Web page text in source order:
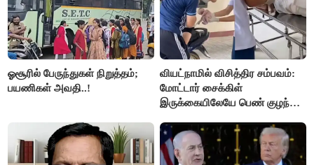
ஓசூரில் பேருந்துகள் நிறுத்தம்;
பயணிகள் அவதி..!
வியட்நாமில் விசித்திர சம்பவம்:
மோட்டார் சைக்கிள்
இருக்கையிலேயே பெண் குழந்தை